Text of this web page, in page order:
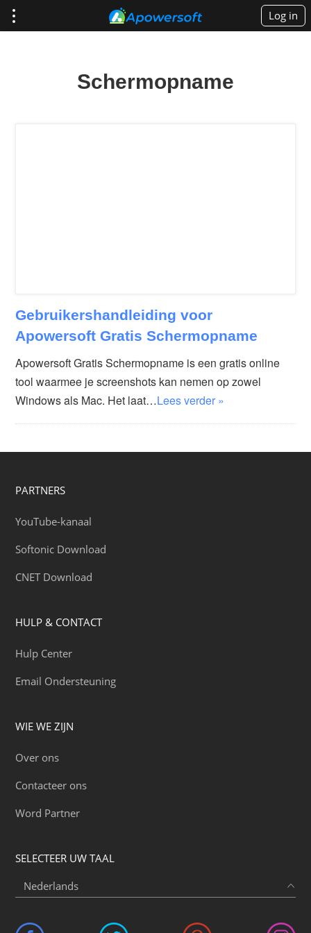
Log in
Schermopname
Gebruikershandleiding voor
Apowersoft Gratis Schermopname
Apowersoft Gratis Schermopname is een gratis online
tool waarmee je screenshots kan nemen op zowel
Windows als Mac. Het laat…Lees verder »
PARTNERS
YouTube-kanaal
Softonic Download
CNET Download
HULP & CONTACT
Hulp Center
Email Ondersteuning
WIE WE ZIJN
Over ons
Contacteer ons
Word Partner
SELECTEER UW TAAL